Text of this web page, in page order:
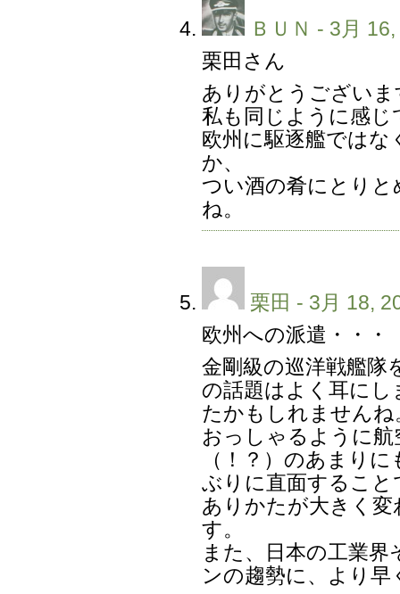
ＢＵＮ - 3月
栗田さん
ありがとうございま
私も同じように感じ
欧州に駆逐艦では
か、
つい酒の肴にとり
ね。
栗田 - 3月 18,
欧州への派遣・・・
金剛級の巡洋戦艦隊
の話題はよく耳に
たかもしれませんね
おっしゃるように
（！？）のあまり
ぶりに直面すること
ありかたが大きく
す。
また、日本の工業
ンの趨勢に、より